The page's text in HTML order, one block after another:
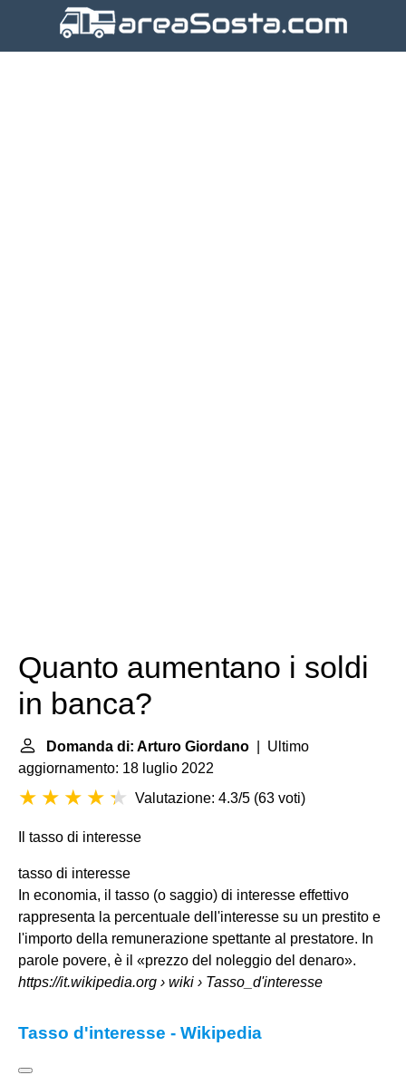
Quanto aumentano i soldi
in banca?
Domanda di: Arturo Giordano | Ultimo
aggiornamento: 18 luglio 2022
Valutazione: 4.3/5 (63 voti)
tasso di interesse
tasso di interesse
In economia, il tasso (o saggio) di interesse effettivo
rappresenta la percentuale dell'interesse su un prestito e
l'importo della remunerazione spettante al prestatore. In
parole povere, è il «prezzo del noleggio del denaro».
https://it.wikipedia.org › wiki › Tasso_d'interesse
Tasso d'interesse - Wikipedia